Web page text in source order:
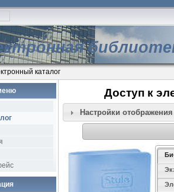
каталог
Доступ к
Настройки отображения